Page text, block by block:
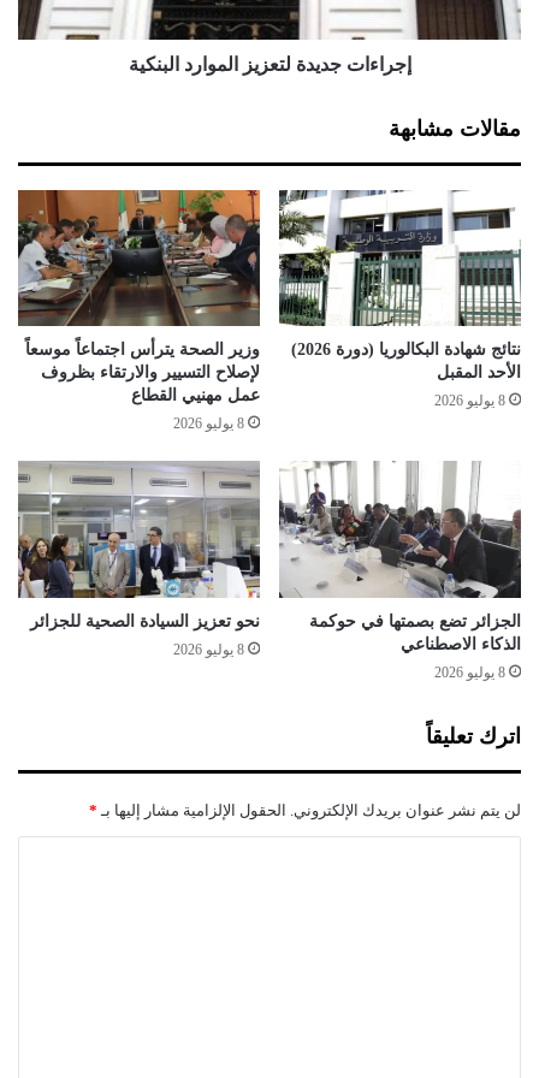
وابرز المتحدث ان الاستثمار الفلاحي في الجنوب الجزائري يتم عن
طريق توظيف التقنية وعن دراية شاملة بمكونات التربة التي يتم
التحاليل قلتها.
ث
م
ي
ا
ج
ز
ا
ئ
ر
ج
د
ل
ت
ز
ي
ز
ا
ل
و
ا
ب
ن
ك
ة
إجراءات جديدة لتعزيز الموارد البنكية
مقالات مشابهة
نتائج شهادة البكالوريا (دورة 2026)
الأحد المقبل
8 يوليو 2026
وزير الصحة يترأس اجتماعاً موسعاً
لإصلاح التسيير والارتقاء بظروف
عمل مهنيي القطاع
8 يوليو 2026
الجزائر تضع بصمتها في حوكمة
الذكاء الاصطناعي
8 يوليو 2026
نحو تعزيز السيادة الصحية للجزائر
8 يوليو 2026
اترك تعليقاً
لن يتم نشر عنوان بريدك الإلكتروني. الحقول الإلزامية مشار إليها بـ *